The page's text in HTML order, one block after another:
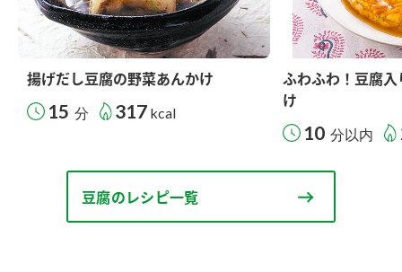
揚げだし豆腐の野菜あんかけ
15 分 317 kcal
ふわふわ！豆腐
け
10 分以内
豆腐のレシピ一覧